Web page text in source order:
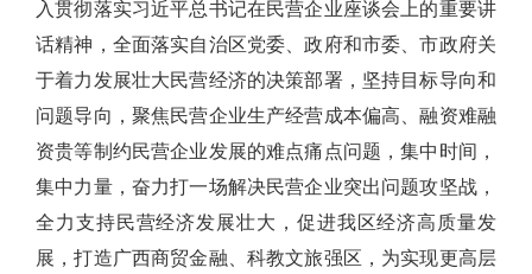
入贯彻落实习近平总书记在民营企业座谈会上的重要讲
话精神，全面落实自治区党委、政府和市委、市政府关
于着力发展壮大民营经济的决策部署，坚持目标导向和
问题导向，聚焦民营企业生产经营成本偏高、融资难融
资贵等制约民营企业发展的难点痛点问题，集中时间，
集中力量，奋力打一场解决民营企业突出问题攻坚战，
全力支持民营经济发展壮大，促进我区经济高质量发
展，打造广西商贸金融、科教文旅强区，为实现更高层